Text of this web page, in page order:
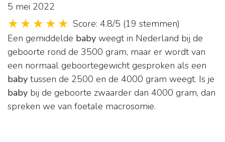
5 mei 2022
Score: 4.8/5 (19 stemmen)
Een gemiddelde baby weegt in Nederland bij de
geboorte rond de 3500 gram, maar er wordt van
een normaal geboortegewicht gesproken als een
baby tussen de 2500 en de 4000 gram weegt. Is je
baby bij de geboorte zwaarder dan 4000 gram, dan
spreken we van foetale macrosomie.